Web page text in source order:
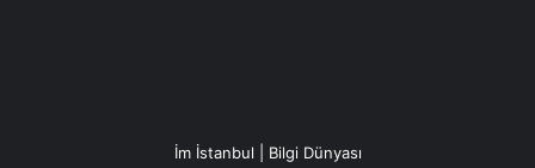
İm İstanbul | Bilgi Dünyası